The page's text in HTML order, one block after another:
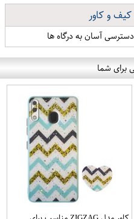
و کاور
دسترسی آسان به درگاه ها
برای شما